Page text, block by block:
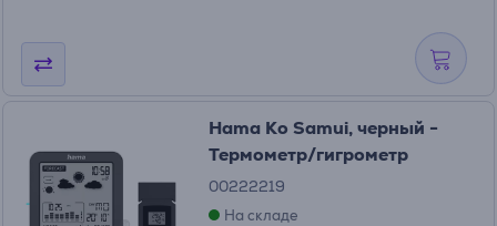
Hama Ko Samui, черный -
Термометр/гигрометр
00222219
На складе